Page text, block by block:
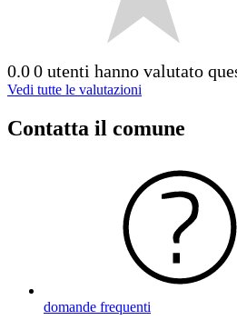
0.00 utenti hanno valutato
Vedi tutte le valutazioni
Contatta il comune
domande frequenti